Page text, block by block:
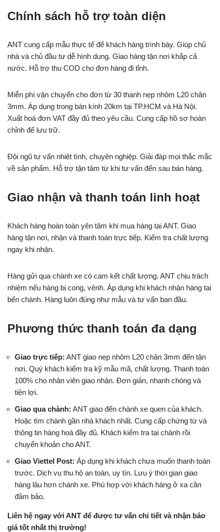
Chính sách hỗ trợ toàn diện
ANT cung cấp mẫu thực tế để khách hàng trình bày. Giúp chủ
nhà và chủ đầu tư dễ hình dung. Giao hàng tận nơi khắp cả
nước. Hỗ trợ thu COD cho đơn hàng đi tỉnh.
Miễn phí vận chuyển cho đơn từ 30 thanh nẹp nhôm L20 chân
3mm. Áp dụng trong bán kính 20km tại TP.HCM và Hà Nội.
Xuất hoá đơn VAT đầy đủ theo yêu cầu. Cung cấp hồ sơ hoàn
chỉnh để lưu trữ.
Đội ngũ tư vấn nhiệt tình, chuyên nghiệp. Giải đáp mọi thắc mắc
về sản phẩm. Hỗ trợ tận tâm từ khi tư vấn đến sau bán hàng.
Giao nhận và thanh toán linh hoạt
Khách hàng hoàn toàn yên tâm khi mua hàng tại ANT. Giao
hàng tận nơi, nhận và thanh toán trực tiếp. Kiểm tra chất lượng
ngay khi nhận.
Hàng gửi qua chành xe có cam kết chất lượng. ANT chịu trách
nhiệm nếu hàng bị cong, vênh. Áp dụng khi khách nhận hàng tại
bến chành. Hàng luôn đúng như mẫu và tư vấn ban đầu.
Phương thức thanh toán đa dạng
Giao trực tiếp: ANT giao nẹp nhôm L20 chân 3mm đến tận
nơi. Quý khách kiểm tra kỹ mẫu mã, chất lượng. Thanh toán
100% cho nhân viên giao nhận. Đơn giản, nhanh chóng và
tiện lợi.
Giao qua chành: ANT giao đến chành xe quen của khách.
Hoặc tìm chành gần nhà khách nhất. Cung cấp chứng từ và
thông tin hàng hoá đầy đủ. Khách kiểm tra tại chành rồi
chuyển khoản cho ANT.
Giao Viettel Post: Áp dụng khi khách chưa muốn thanh toán
trước. Dịch vụ thu hộ an toàn, uy tín. Lưu ý thời gian giao
hàng lâu hơn chành xe. Phù hợp với khách hàng ở xa cần
đảm bảo.
Liên hệ ngay với ANT để được tư vấn chi tiết và nhận báo
giá tốt nhất thị trường!